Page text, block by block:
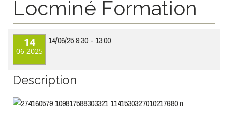
Locminé Formation
14
06 2025
14/06/259:30 - 13:00
Description